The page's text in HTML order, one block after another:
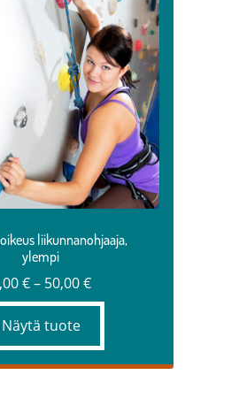
liikunnanohjaaja,
ylempi
€ – 50,00€Hintaluokka:
5,00 €
50,00 €
Näytä tuote